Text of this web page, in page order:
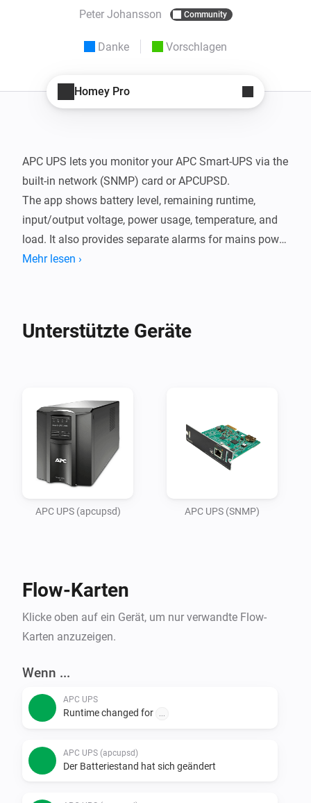
Peter Johansson Community
Danke Vorschlagen
Homey Pro
APC UPS lets you monitor your APC Smart-UPS via the
built-in network (SNMP) card or APCUPSD.
The app shows battery level, remaining runtime,
input/output voltage, power usage, temperature, and
load. It also provides separate alarms for mains power
loss, battery warnings, and SNMP communication
save.
Add the device in Homey, enter the APCUPSD IP
adress and port in settings, and save.
Made with inspiration from Dennie de Groots first APC
Mehr lesen ›
Unterstützte Geräte
APC UPS (apcupsd) APC UPS (SNMP)
Flow-Karten
Klicke oben auf ein Gerät, um nur verwandte Flow-
Karten anzuzeigen.
Wenn ...
APC UPS
Runtime changed for
APC UPS (apcupsd)
Der Batteriestand hat sich geändert